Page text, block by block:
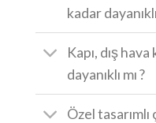
kadar
Kapı, dış
dayanıklı mı ?
Özel